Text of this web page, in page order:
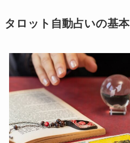
タロット自動占いの基本